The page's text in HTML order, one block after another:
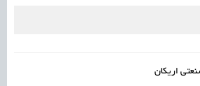
اریکان